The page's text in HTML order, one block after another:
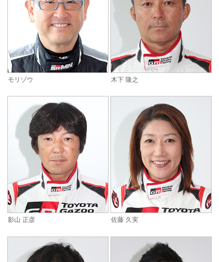
モリゾウ 木下 隆之
影山 正彦 佐藤 久実